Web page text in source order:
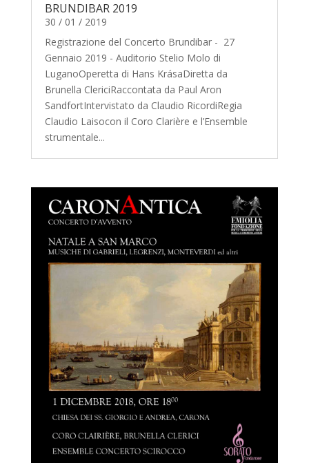
BRUNDIBAR 2019
30 / 01 / 2019
Registrazione del Concerto Brundibar - 27
Gennaio 2019 - Auditorio Stelio Molo di
LuganoOperetta di Hans KrásaDiretta da
Brunella ClericiRaccontata da Paul Aron
SandfortIntervistato da Claudio RicordiRegia
Claudio Laisocon il Coro Clarière e l’Ensemble
strumentale...